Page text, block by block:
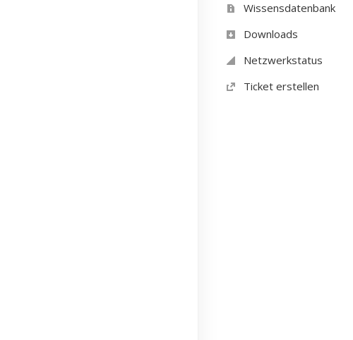
Wissensdatenbank
Downloads
Netzwerkstatus
Ticket erstellen